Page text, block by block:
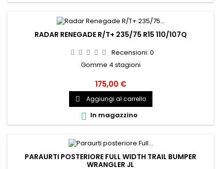
RADAR RENEGADE R/T+ 235/75 R15 110/107Q
Recensioni: 0
Gomme 4 stagioni
175,00 €
 Aggiungi al carrello
 In magazzino
PARAURTI POSTERIORE FULL WIDTH TRAIL BUMPER
WRANGLER JL